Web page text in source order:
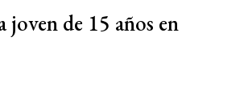
joven de 15 años en